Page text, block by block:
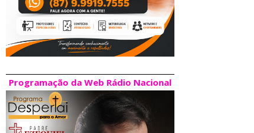
Programação da Web Rádio Nacional